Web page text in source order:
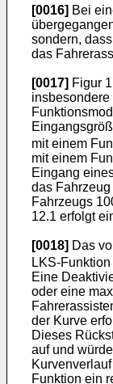
[0016] Bei
sondern,
das
[0017] Figur
mit einem
mit einem
Eingang
das
Fahrzeugs
12.1 erfolgt
[0018] Das
LKS-
Eine
oder eine
der Kurve
Dieses
auf und
Funktion ein